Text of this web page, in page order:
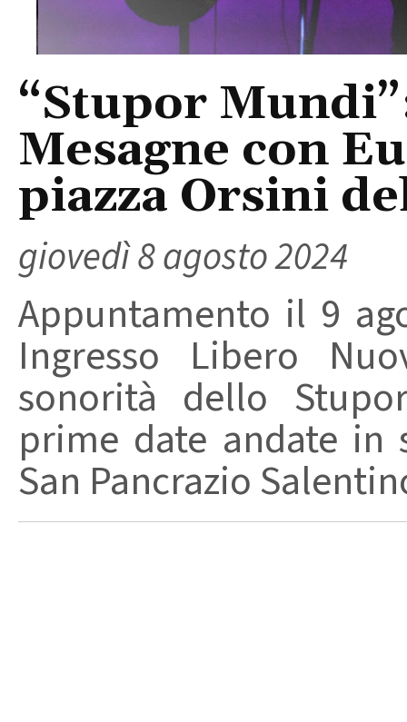
“Stupor
Mesagne con
piazza Orsini
giovedì 8 agosto 2024
Appuntamento il 9
Ingresso Libero
sonorità dello
prime date andate in
San Pancrazio